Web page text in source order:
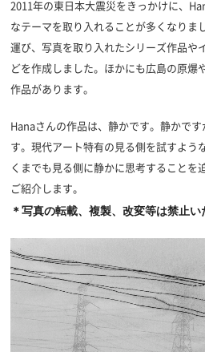
2011年の東日本大震災をきっかけに、
なテーマを取り入れることが多くなりま
運び、写真を取り入れたシリーズ作品や
どを作成しました。ほかにも広島の原爆
作品があります。
Hanaさんの作品は、静かです。静かで
す。現代アート特有の見る側を試すよう
くまでも見る側に静かに思考することを
ご紹介します。
＊写真の転載、複製、改変等は禁止い